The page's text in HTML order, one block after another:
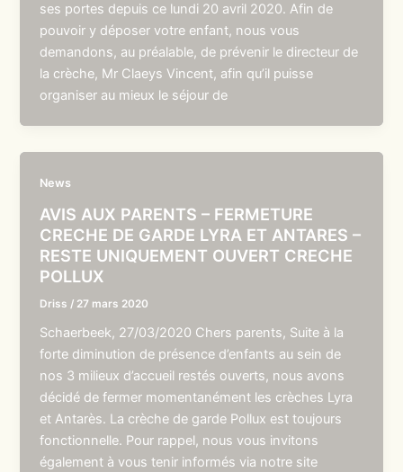
ses portes depuis ce lundi 20 avril 2020. Afin de
pouvoir y déposer votre enfant, nous vous
demandons, au préalable, de prévenir le directeur de
la crèche, Mr Claeys Vincent, afin qu’il puisse
organiser au mieux le séjour de
News
AVIS AUX PARENTS – FERMETURE
CRECHE DE GARDE LYRA ET ANTARES –
RESTE UNIQUEMENT OUVERT CRECHE
POLLUX
Driss / 27 mars 2020
Schaerbeek, 27/03/2020 Chers parents, Suite à la
forte diminution de présence d’enfants au sein de
nos 3 milieux d’accueil restés ouverts, nous avons
décidé de fermer momentanément les crèches Lyra
et Antarès. La crèche de garde Pollux est toujours
fonctionnelle. Pour rappel, nous vous invitons
également à vous tenir informés via notre site